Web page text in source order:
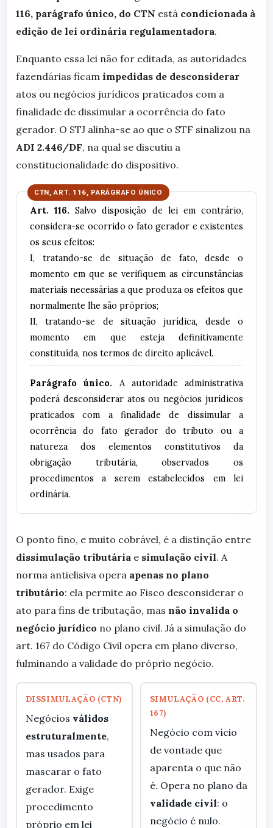
116, parágrafo único, do CTN está condicionada à
edição de lei ordinária regulamentadora.
Enquanto essa lei não for editada, as autoridades
fazendárias ficam impedidas de desconsiderar
atos ou negócios jurídicos praticados com a
finalidade de dissimular a ocorrência do fato
gerador. O STJ alinha-se ao que o STF sinalizou na
ADI 2.446/DF, na qual se discutiu a
constitucionalidade do dispositivo.
Art. 116. Salvo disposição de lei em contrário,
considera-se ocorrido o fato gerador e existentes
os seus efeitos:
I, tratando-se de situação de fato, desde o
momento em que se verifiquem as circunstâncias
materiais necessárias a que produza os efeitos que
normalmente lhe são próprios;
II, tratando-se de situação jurídica, desde o
momento em que esteja definitivamente
constituída, nos termos de direito aplicável.
Parágrafo único. A autoridade administrativa
poderá desconsiderar atos ou negócios jurídicos
praticados com a finalidade de dissimular a
ocorrência do fato gerador do tributo ou a
natureza dos elementos constitutivos da
obrigação tributária, observados os
procedimentos a serem estabelecidos em lei
ordinária.
O ponto fino, e muito cobrável, é a distinção entre
dissimulação tributária e simulação civil. A
norma antielisiva opera apenas no plano
tributário: ela permite ao Fisco desconsiderar o
ato para fins de tributação, mas não invalida o
negócio jurídico no plano civil. Já a simulação do
art. 167 do Código Civil opera em plano diverso,
fulminando a validade do próprio negócio.
DISSIMULAÇÃO (CTN)
Negócios válidos
estruturalmente,
mas usados para
mascarar o fato
gerador. Exige
procedimento
próprio em lei
SIMULAÇÃO (CC, ART.
167)
Negócio com vício
de vontade que
aparenta o que não
é. Opera no plano da
validade civil: o
negócio é nulo.